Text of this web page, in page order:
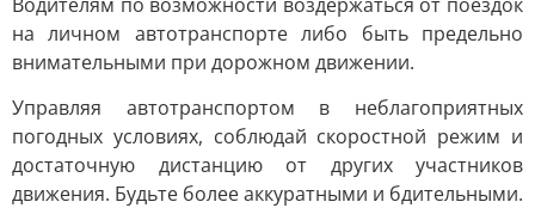
на личном автотранспорте либо быть предельно
внимательными при дорожном движении.
Управляя автотранспортом в неблагоприятных
погодных условиях, соблюдай скоростной режим и
достаточную дистанцию от других участников
движения. Будьте более аккуратными и бдительными.